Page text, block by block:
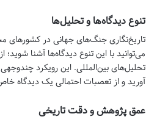
تنوع دیدگاه‌ها و تحلیل‌ها
تاریخ‌نگاری جنگ‌های جهانی در کشورهای
می‌توانید با این تنوع دیدگاه‌ها آشنا شوید؛
تحلیل‌های بین‌المللی. این رویکرد
آورید و از تعصبات احتمالی یک دیدگاه
عمق پژوهش و دقت تاریخی